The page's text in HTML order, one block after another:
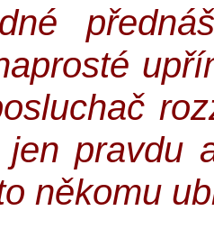
pravdu
někomu